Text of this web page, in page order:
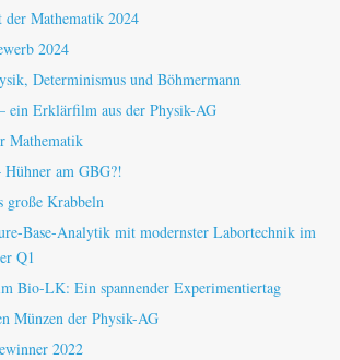
der Mathematik 2024
2024
Determinismus und Böhmermann
ein Erklärfilm aus der Physik-AG
Mathematik
Hühner am GBG?!
große Krabbeln
Base-Analytik mit modernster Labortechnik im
Q1
Bio-LK: Ein spannender Experimentiertag
Münzen der Physik-AG
2022